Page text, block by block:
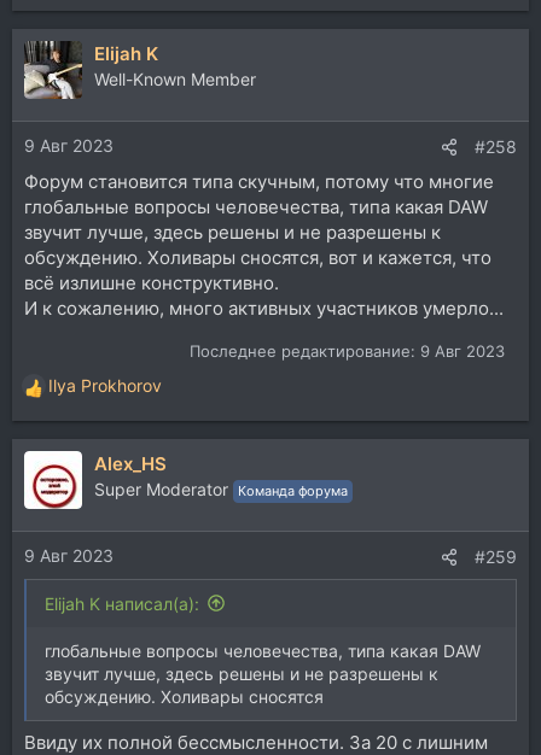
е
а
к
ц
и
и
:
Elijah K
Well-Known Member
9 Авг 2023 #258
Форум становится типа скучным, потому что многие
глобальные вопросы человечества, типа какая DAW
звучит лучше, здесь решены и не разрешены к
обсуждению. Холивары сносятся, вот и кажется, что
всё излишне конструктивно.
И к сожалению, много активных участников умерло...
Последнее редактирование: 9 Авг 2023
Р
е
а
ц
и
и
:
Ilya Prokhorov
Alex_HS
Super Moderator Команда форума
9 Авг 2023 #259
Elijah K написал(а):
глобальные вопросы человечества, типа какая DAW
звучит лучше, здесь решены и не разрешены к
обсуждению. Холивары сносятся
Ввиду их полной бессмысленности. За 20 с лишним